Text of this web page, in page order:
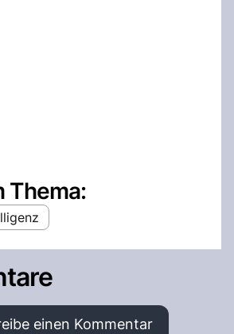
Thema:
einen Kommentar